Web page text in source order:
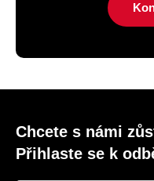
Chcete s námi
Přihlaste se k